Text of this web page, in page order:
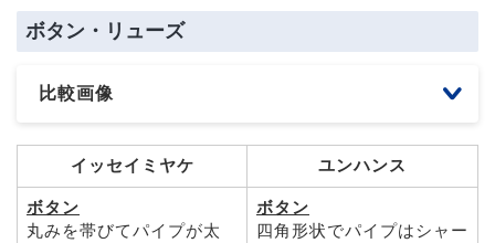
ボタン・リューズ
比較画像
イッセイミヤケ ユンハンス
ボタン
丸みを帯びてパイプが太
ボタン
四角形状でパイプはシャー